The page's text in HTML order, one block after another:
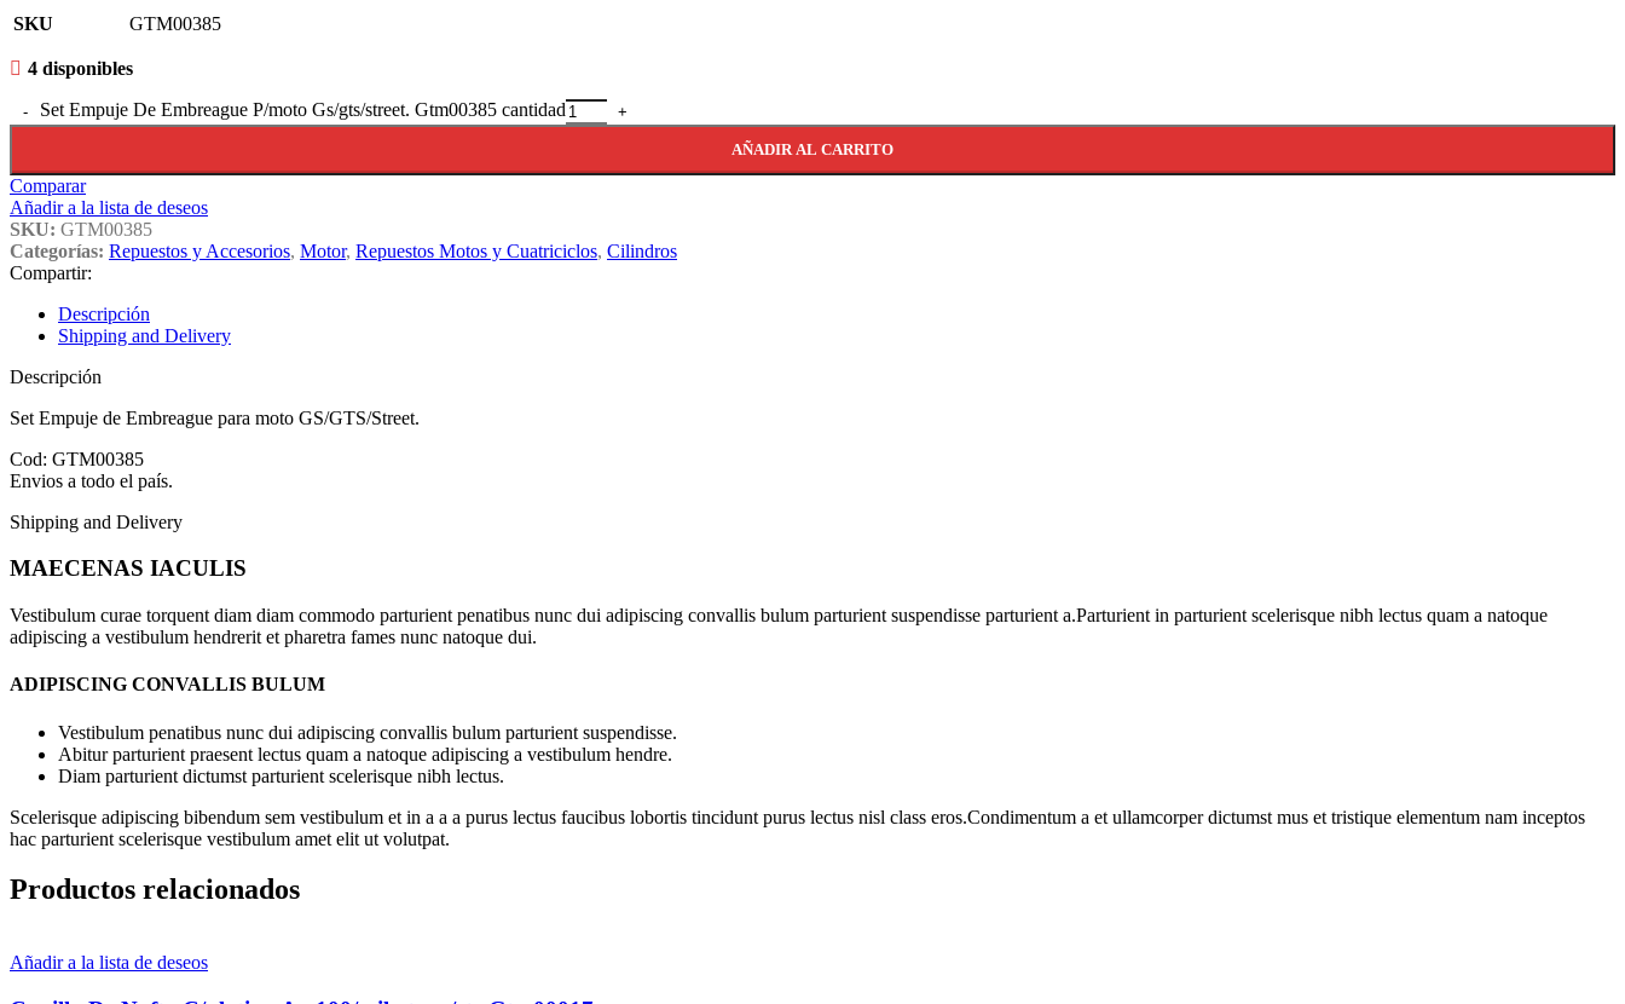
SKU GTM00385
4 disponibles
Set Empuje De Embreague P/moto Gs/gts/street. Gtm00385 cantidad
AÑADIR AL CARRITO
Comparar
Añadir a la lista de deseos
SKU: GTM00385
Categorías: Repuestos y Accesorios, Motor, Repuestos Motos y Cuatriciclos, Cilindros
Compartir:
Descripción
Shipping and Delivery
Descripción
Set Empuje de Embreague para moto GS/GTS/Street.
Cod: GTM00385
Envios a todo el país.
Shipping and Delivery
MAECENAS IACULIS
Vestibulum curae torquent diam diam commodo parturient penatibus nunc dui adipiscing convallis bulum parturient suspendisse parturient a.Parturient in parturient scelerisque nibh lectus quam a natoque
adipiscing a vestibulum hendrerit et pharetra fames nunc natoque dui.
ADIPISCING CONVALLIS BULUM
Vestibulum penatibus nunc dui adipiscing convallis bulum parturient suspendisse.
Abitur parturient praesent lectus quam a natoque adipiscing a vestibulum hendre.
Diam parturient dictumst parturient scelerisque nibh lectus.
Scelerisque adipiscing bibendum sem vestibulum et in a a a purus lectus faucibus lobortis tincidunt purus lectus nisl class eros.Condimentum a et ullamcorper dictumst mus et tristique elementum nam inceptos
hac parturient scelerisque vestibulum amet elit ut volutpat.
Productos relacionados
Añadir a la lista de deseos